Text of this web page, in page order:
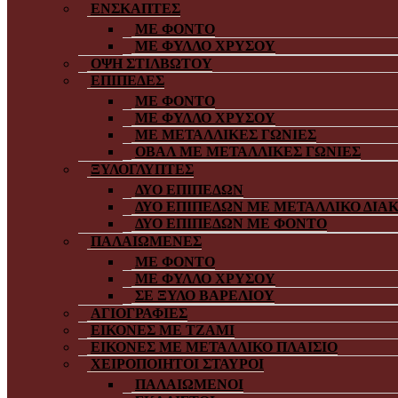
ΕΝΣΚΑΠΤΕΣ
ΜΕ ΦΟΝΤΟ
ΜΕ ΦΥΛΛΟ ΧΡΥΣΟΥ
ΟΨΗ ΣΤΙΛΒΩΤΟΥ
ΕΠΙΠΕΔΕΣ
ΜΕ ΦΟΝΤΟ
ΜΕ ΦΥΛΛΟ ΧΡΥΣΟΥ
ΜΕ ΜΕΤΑΛΛΙΚΕΣ ΓΩΝΙΕΣ
ΟΒΑΛ ΜΕ ΜΕΤΑΛΛΙΚΕΣ ΓΩΝΙΕΣ
ΞΥΛΟΓΛΥΠΤΕΣ
ΔΥΟ ΕΠΙΠΕΔΩΝ
ΔΥΟ ΕΠΙΠΕΔΩΝ ΜΕ ΜΕΤΑΛΛΙΚΟ
ΔΥΟ ΕΠΙΠΕΔΩΝ ΜΕ ΦΟΝΤΟ
ΠΑΛΑΙΩΜΕΝΕΣ
ΜΕ ΦΟΝΤΟ
ΜΕ ΦΥΛΛΟ ΧΡΥΣΟΥ
ΣΕ ΞΥΛΟ ΒΑΡΕΛΙΟΥ
ΑΓΙΟΓΡΑΦΙΕΣ
ΕΙΚΟΝΕΣ ΜΕ ΤΖΑΜΙ
ΕΙΚΟΝΕΣ ΜΕ ΜΕΤΑΛΛΙΚΟ ΠΛΑΙΣΙΟ
ΧΕΙΡΟΠΟΙΗΤΟΙ ΣΤΑΥΡΟΙ
ΠΑΛΑΙΩΜΕΝΟΙ